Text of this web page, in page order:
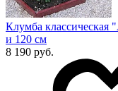
Клумба классическая
и 120 см
8 190 руб.